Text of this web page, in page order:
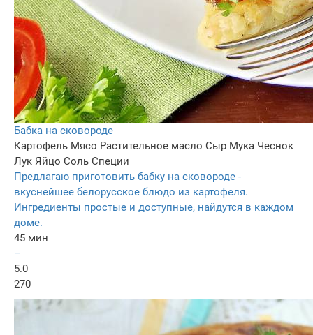
Бабка на сковороде
Картофель Мясо Растительное масло Сыр Мука Чеснок
Лук Яйцо Соль Специи
Предлагаю приготовить бабку на сковороде -
вкуснейшее белорусское блюдо из картофеля.
Ингредиенты простые и доступные, найдутся в каждом
доме.
45 мин
–
5.0
270